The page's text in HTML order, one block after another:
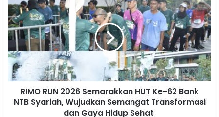
RIMO RUN 2026 Semarakkan HUT Ke-62 Bank
NTB Syariah, Wujudkan Semangat Transformasi
dan Gaya Hidup Sehat